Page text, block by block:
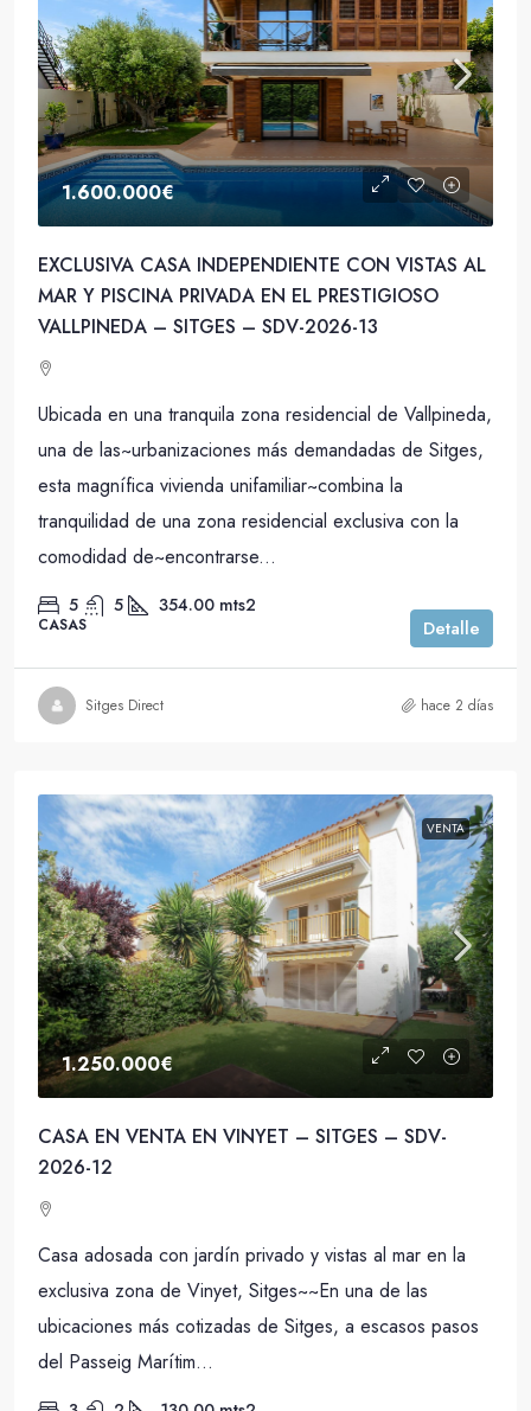
1.600.000€
EXCLUSIVA CASA INDEPENDIENTE CON VISTAS AL
MAR Y PISCINA PRIVADA EN EL PRESTIGIOSO
VALLPINEDA – SITGES – SDV-2026-13
Ubicada en una tranquila zona residencial de Vallpineda,
una de las~urbanizaciones más demandadas de Sitges,
esta magnífica vivienda unifamiliar~combina la
tranquilidad de una zona residencial exclusiva con la
comodidad de~encontrarse...
5 5 354.00 mts2
CASAS Detalle
Sitges Direct hace 2 días
VENTA
1.250.000€
CASA EN VENTA EN VINYET – SITGES – SDV-
2026-12
Casa adosada con jardín privado y vistas al mar en la
exclusiva zona de Vinyet, Sitges~~En una de las
ubicaciones más cotizadas de Sitges, a escasos pasos
del Passeig Marítim...